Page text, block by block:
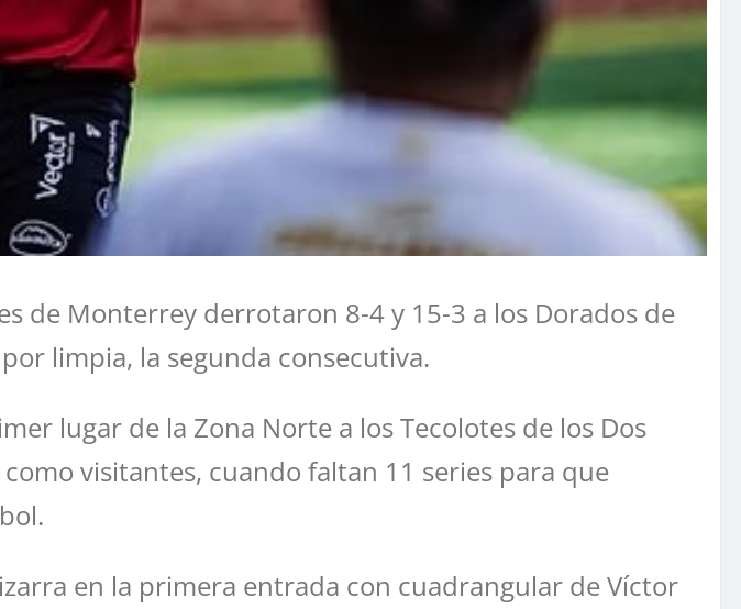
de Monterrey derrotaron 8-4 y 15-3 a los Dorados de
limpia, la segunda consecutiva.
lugar de la Zona Norte a los Tecolotes de los Dos
visitantes, cuando faltan 11 series para que
en la primera entrada con cuadrangular de Víctor